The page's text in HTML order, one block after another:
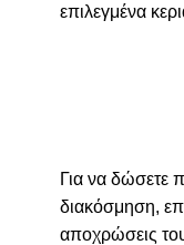
επιλεγμένα
Για να δώσετε
διακόσμηση,
αποχρώσεις